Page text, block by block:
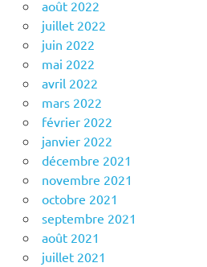
août 2022
juillet 2022
juin 2022
mai 2022
avril 2022
mars 2022
février 2022
janvier 2022
décembre 2021
novembre 2021
octobre 2021
septembre 2021
août 2021
juillet 2021